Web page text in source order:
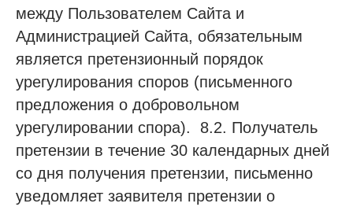
между Пользователем Сайта и
Администрацией Сайта, обязательным
является претензионный порядок
урегулирования споров (письменного
предложения о добровольном
урегулировании спора). 8.2. Получатель
претензии в течение 30 календарных дней
со дня получения претензии, письменно
уведомляет заявителя претензии о